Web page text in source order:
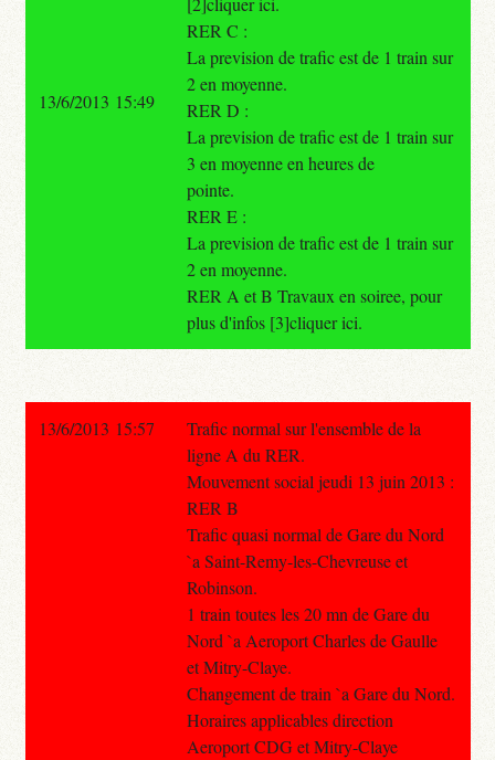
RER C :
La prevision de trafic est de 1 train sur
2 en moyenne.
RER D :
La prevision de trafic est de 1 train sur
3 en moyenne en heures de
pointe.
RER E :
La prevision de trafic est de 1 train sur
2 en moyenne.
RER A et B Travaux en soiree, pour
plus d'infos [3]cliquer ici.
13/6/2013 15:49
13/6/2013 15:57
Trafic normal sur l'ensemble de la
ligne A du RER.
Mouvement social jeudi 13 juin 2013 :
RER B
Trafic quasi normal de Gare du Nord
`a Saint-Remy-les-Chevreuse et
Robinson.
1 train toutes les 20 mn de Gare du
Nord `a Aeroport Charles de Gaulle
et Mitry-Claye.
Changement de train `a Gare du Nord.
Horaires applicables direction
Aeroport CDG et Mitry-Claye